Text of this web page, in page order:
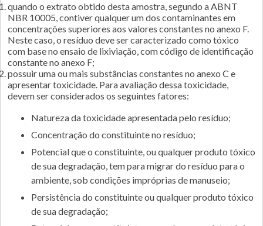
quando o extrato obtido desta amostra, segundo a ABNT
NBR 10005, contiver qualquer um dos contaminantes em
concentrações superiores aos valores constantes no anexo F.
Neste caso, o resíduo deve ser caracterizado como tóxico
com base no ensaio de lixiviação, com código de identificação
constante no anexo F;
possuir uma ou mais substâncias constantes no anexo C e
apresentar toxicidade. Para avaliação dessa toxicidade,
devem ser considerados os seguintes fatores:
natureza da toxicidade apresentada pelo resíduo;
concentração do constituinte no resíduo;
potencial que o constituinte, ou qualquer produto tóxico
de sua degradação, tem para migrar do resíduo para o
ambiente, sob condições impróprias de manuseio;
persistência do constituinte ou qualquer produto tóxico
de sua degradação;